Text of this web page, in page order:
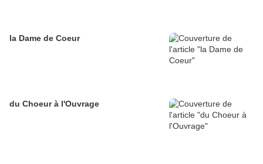
la Dame de Coeur
du Choeur à l'Ouvrage